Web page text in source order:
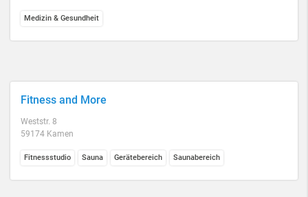
Medizin & Gesundheit
Fitness and More
Weststr. 8
59174 Kamen
Fitnessstudio Sauna Gerätebereich Saunabereich